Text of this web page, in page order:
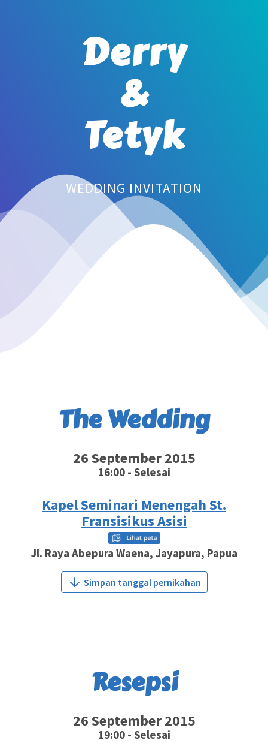
Derry
&
Tetyk
WEDDING INVITATION
The Wedding
26 September 2015
16:00 - Selesai
Kapel Seminari Menengah St.
Fransisikus Asisi
Jl. Raya Abepura Waena, Jayapura, Papua
Simpan tanggal pernikahan
Resepsi
26 September 2015
19:00 - Selesai